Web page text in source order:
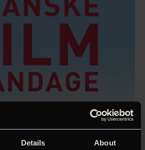
Details About